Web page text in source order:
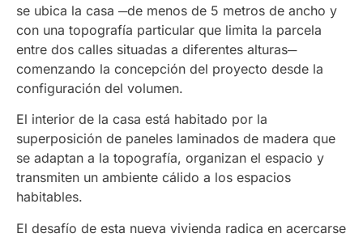
se ubica la casa ─de menos de 5 metros de ancho y
con una topografía particular que limita la parcela
entre dos calles situadas a diferentes alturas─
comenzando la concepción del proyecto desde la
configuración del volumen.
El interior de la casa está habitado por la
superposición de paneles laminados de madera que
se adaptan a la topografía, organizan el espacio y
transmiten un ambiente cálido a los espacios
habitables.
El desafío de esta nueva vivienda radica en acercarse